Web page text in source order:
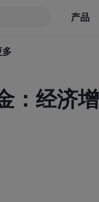
产品
信号
多
：经济